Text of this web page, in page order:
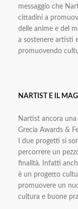
messaggio che
cittadini a
delle anime e del
a sostenere artisti
promuovendo
NARTIST E IL
Nartist ancora
Grecia Awards &
I due progetti si
percorrere un
finalità. Infatti
è un progetto
promuovere un
cultura e buone